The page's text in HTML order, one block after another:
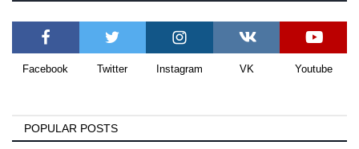
Facebook Twitter Instagram VK Youtube
POPULAR POSTS